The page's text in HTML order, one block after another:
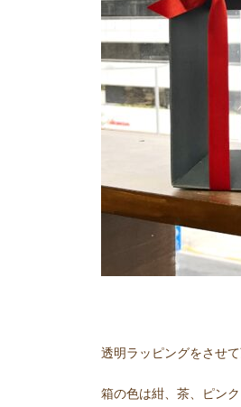
透明ラッピングをさせ
箱の色は紺、茶、ピンク